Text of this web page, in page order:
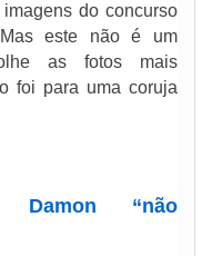
do concurso
este não é um
as fotos mais
foi para uma coruja
Damon “não